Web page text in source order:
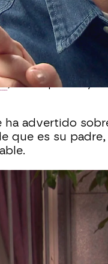
y la de su
, lo desprecia y
advertido
que es su padre,
Jorge se ha
dispuesto a
remendar
para